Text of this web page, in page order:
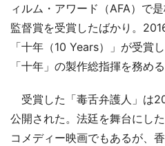
ィルム・アワード（AFA）で
監督賞を受賞したばかり。
「十年（10 Years）」が受賞
「十年」の製作総指揮を務め
受賞した「毒舌弁護人」は
公開された。法廷を舞台にし
コメディー映画でもあるが、